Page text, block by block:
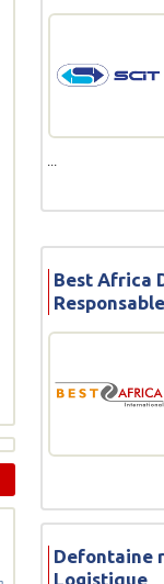
...
Best Africa
Defontaine
Logistique